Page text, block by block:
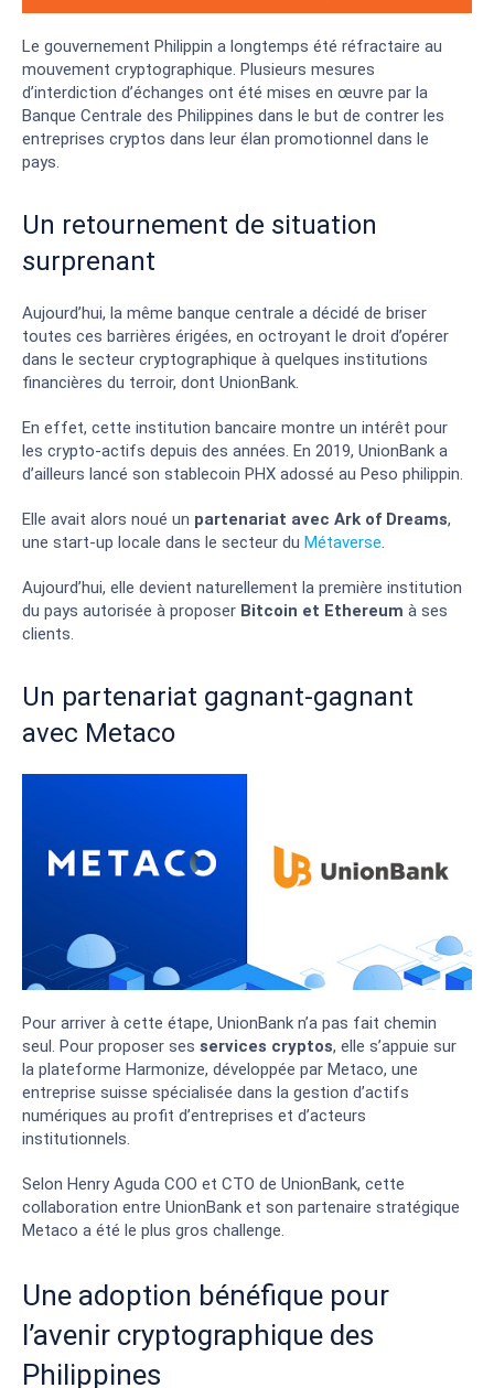
Le gouvernement Philippin a longtemps été réfractaire au
mouvement cryptographique. Plusieurs mesures
d’interdiction d’échanges ont été mises en œuvre par la
Banque Centrale des Philippines dans le but de contrer les
entreprises cryptos dans leur élan promotionnel dans le
pays.
Un retournement de situation
surprenant
Aujourd’hui, la même banque centrale a décidé de briser
toutes ces barrières érigées, en octroyant le droit d’opérer
dans le secteur cryptographique à quelques institutions
financières du terroir, dont UnionBank.
En effet, cette institution bancaire montre un intérêt pour
les crypto-actifs depuis des années. En 2019, UnionBank a
d’ailleurs lancé son stablecoin PHX adossé au Peso philippin.
Elle avait alors noué un partenariat avec Ark of Dreams,
une start-up locale dans le secteur du Métaverse.
Aujourd’hui, elle devient naturellement la première institution
du pays autorisée à proposer Bitcoin et Ethereum à ses
clients.
Un partenariat gagnant-gagnant
avec Metaco
Pour arriver à cette étape, UnionBank n’a pas fait chemin
seul. Pour proposer ses services cryptos, elle s’appuie sur
la plateforme Harmonize, développée par Metaco, une
entreprise suisse spécialisée dans la gestion d’actifs
numériques au profit d’entreprises et d’acteurs
institutionnels.
Selon Henry Aguda COO et CTO de UnionBank, cette
collaboration entre UnionBank et son partenaire stratégique
Metaco a été le plus gros challenge.
Une adoption bénéfique pour
l’avenir cryptographique des
Philippines